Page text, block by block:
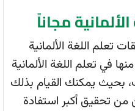
مجاناً
تعلم اللغة الألمانية
في تعلم اللغة الألمانية
بحيث يمكنك القيام بذلك
من تحقيق أكبر استفادة